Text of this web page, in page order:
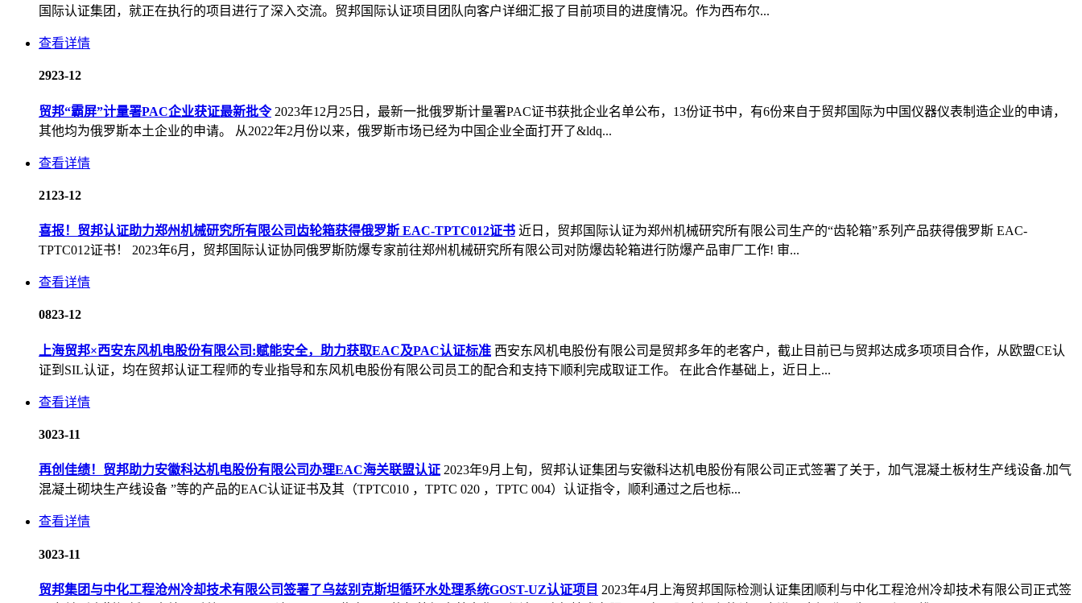
国际认证集团，就正在执行的项目进行了深入交流。贸邦国际认证项目团队向客户详细汇报了目前项目的进度情况。作为西布尔...
查看详情
2923-12
贸邦“霸屏”计量署PAC企业获证最新批令 2023年12月25日，最新一批俄罗斯计量署PAC证书获批企业名单公布，13份证书中，有6份来自于贸邦国际为中国仪器仪表制造企业的申请，
其他均为俄罗斯本土企业的申请。 从2022年2月份以来，俄罗斯市场已经为中国企业全面打开了&ldq...
查看详情
2123-12
喜报！贸邦认证助力郑州机械研究所有限公司齿轮箱获得俄罗斯 EAC-TPTC012证书 近日，贸邦国际认证为郑州机械研究所有限公司生产的“齿轮箱”系列产品获得俄罗斯 EAC-
TPTC012证书！ 2023年6月，贸邦国际认证协同俄罗斯防爆专家前往郑州机械研究所有限公司对防爆齿轮箱进行防爆产品审厂工作! 审...
查看详情
0823-12
上海贸邦×西安东风机电股份有限公司:赋能安全，助力获取EAC及PAC认证标准 西安东风机电股份有限公司是贸邦多年的老客户，截止目前已与贸邦达成多项项目合作，从欧盟CE认
证到SIL认证，均在贸邦认证工程师的专业指导和东风机电股份有限公司员工的配合和支持下顺利完成取证工作。 在此合作基础上，近日上...
查看详情
3023-11
再创佳绩！贸邦助力安徽科达机电股份有限公司办理EAC海关联盟认证 2023年9月上旬，贸邦认证集团与安徽科达机电股份有限公司正式签署了关于，加气混凝土板材生产线设备.加气
混凝土砌块生产线设备 ”等的产品的EAC认证证书及其（TPTC010 ，TPTC 020 ，TPTC 004）认证指令，顺利通过之后也标...
查看详情
3023-11
贸邦集团与中化工程沧州冷却技术有限公司签署了乌兹别克斯坦循环水处理系统GOST-UZ认证项目 2023年4月上海贸邦国际检测认证集团顺利与中化工程沧州冷却技术有限公司正式签